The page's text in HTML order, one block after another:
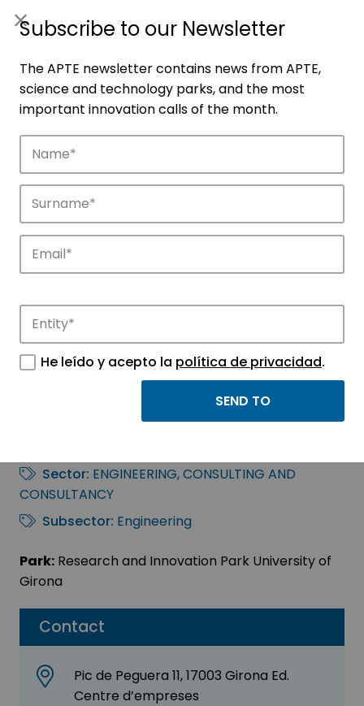
Companies
Discover the companies that drive
innovation in APTE’s parks.
Contact
Pic de Peguera 11, 17003 Girona Ed.
Centre d’empreses
Ploa Technology
Consultants S.L
Sector: ENGINEERING, CONSULTING AND
CONSULTANCY
Subsector: Engineering
Park: Research and Innovation Park University of
Girona
Subscribe to our Newsletter
The APTE newsletter contains news from APTE,
science and technology parks, and the most
important innovation calls of the month.
He leído y acepto la política de privacidad.